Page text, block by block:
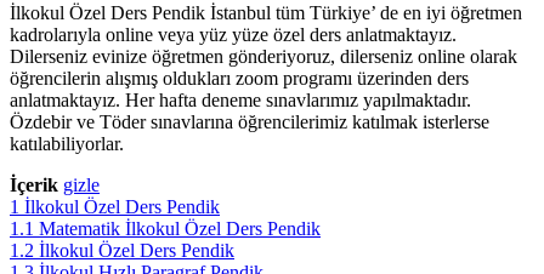
İlkokul Özel Ders Pendik İstanbul tüm Türkiye’ de en iyi öğretmen
kadrolarıyla online veya yüz yüze özel ders anlatmaktayız.
Dilerseniz evinize öğretmen gönderiyoruz, dilerseniz online olarak
öğrencilerin alışmış oldukları zoom programı üzerinden ders
anlatmaktayız. Her hafta deneme sınavlarımız yapılmaktadır.
Özdebir ve Töder sınavlarına öğrencilerimiz katılmak isterlerse
katılabiliyorlar.
İçerik gizle
1 İlkokul Özel Ders Pendik
1.1 Matematik İlkokul Özel Ders Pendik
1.2 İlkokul Özel Ders Pendik